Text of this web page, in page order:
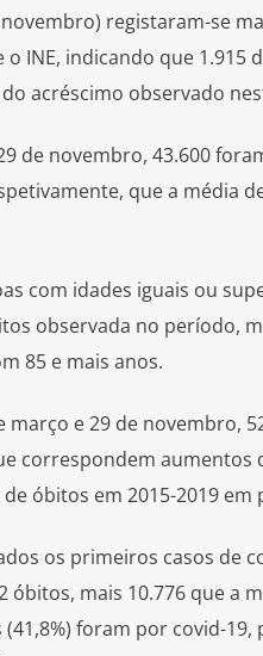
registaram-se
INE, indicando que 1.915
acréscimo observado
de novembro, 43.600
que a média
com idades iguais ou
observada no período,
85 e mais anos.
e 29 de novembro,
correspondem aumentos
óbitos em 2015-2019
os primeiros casos de
óbitos, mais 10.776 que a
foram por covid-